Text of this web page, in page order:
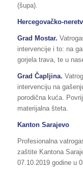
(šupa).
Hercegovačko-
Grad Mostar.
intervencije i to: na
gorjela trava, te u
Grad Čapljina.
intervenciju na
porodična kuća.
materijalna šteta.
Kanton Sarajevo
Profesionalna
zaštite Kantona
07.10.2019 godine u